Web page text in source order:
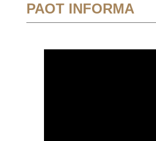
PAOT INFORMA